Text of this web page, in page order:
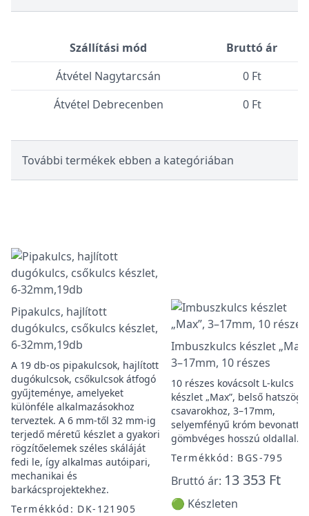
Szállítási mód
Bruttó ár
Átvétel Nagytarcsán
0 Ft
Átvétel Debrecenben
0 Ft
További termékek ebben a kategóriában
Pipakulcs, hajlított
dugókulcs, csőkulcs készlet,
6-32mm,19db
A 19 db-os pipakulcsok, hajlított
dugókulcsok, csőkulcsok átfogó
gyűjteménye, amelyeket
különféle alkalmazásokhoz
terveztek. A 6 mm-től 32 mm-ig
terjedő méretű készlet a gyakori
rögzítőelemek széles skáláját
fedi le, így alkalmas autóipari,
mechanikai és
barkácsprojektekhez.
Termékkód: DK-121905
Imbuszkulcs készlet
3–17mm, 10 részes
10 részes kovácsolt L-kulcs
készlet „Max”, belső hatszögű
csavarokhoz, 3–17mm,
selyemfényű króm
gömbvéges hosszú oldallal.
Termékkód: BGS-795
Bruttó ár: 13 353 Ft
🟢 Készleten